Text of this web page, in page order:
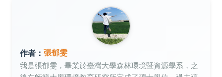
作者： 張郁雯
我是張郁雯，畢業於臺灣大學森林環境暨資源學系，之